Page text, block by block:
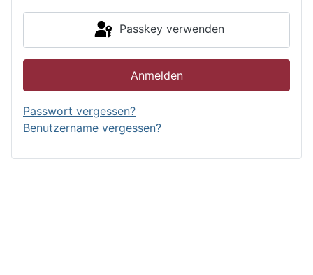
Passkey verwenden
Anmelden
Passwort vergessen?
Benutzername vergessen?